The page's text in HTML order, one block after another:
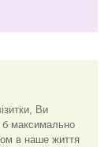
Ви
максимально
в наше життя